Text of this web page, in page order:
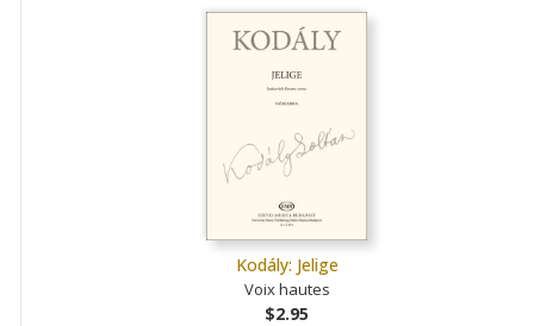
Kodály: Jelige
Voix hautes
$2.95